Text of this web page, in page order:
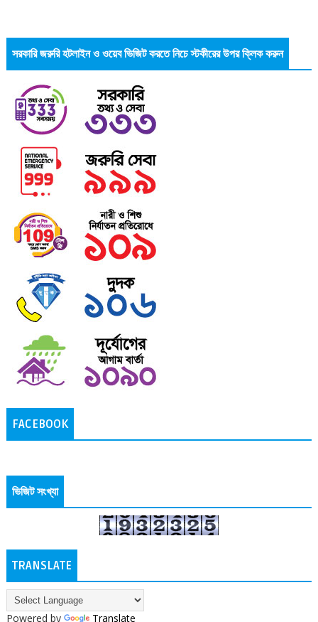
সরকারি জরুরি হটলাইন ও ওয়েব ভিজিট করতে নিচে স্টকীরের উপর ক্লিক করুন
FACEBOOK
ভিজিট সংখ্যা
TRANSLATE
Powered by Translate